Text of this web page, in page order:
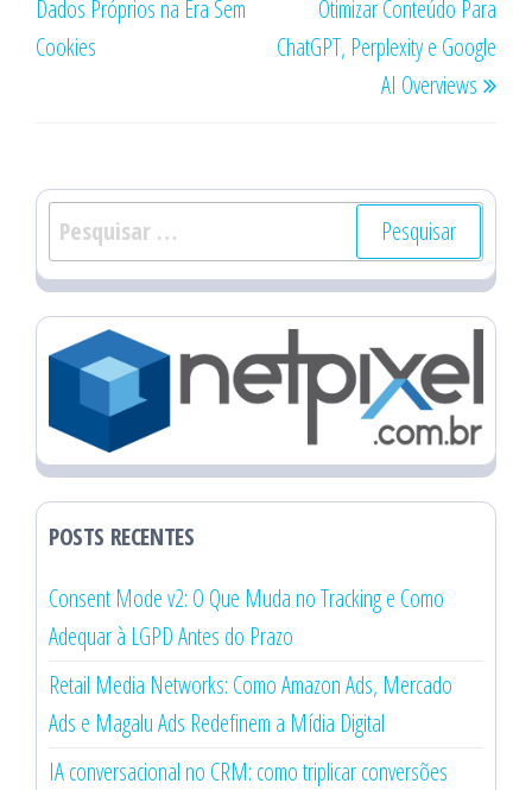
Dados Próprios na Era Sem
Cookies
Otimizar Conteúdo Para
ChatGPT, Perplexity e Google
AI Overviews
Pesquisar
por:
POSTS RECENTES
Consent Mode v2: O Que Muda no Tracking e Como
Adequar à LGPD Antes do Prazo
Retail Media Networks: Como Amazon Ads, Mercado
Ads e Magalu Ads Redefinem a Mídia Digital
IA conversacional no CRM: como triplicar conversões